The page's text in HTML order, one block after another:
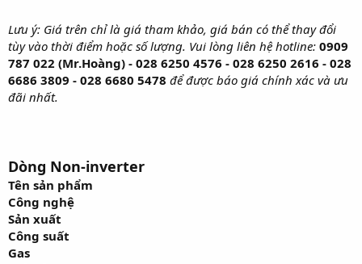
Lưu ý: Giá trên chỉ là giá tham khảo, giá bán có thể thay đổi
tùy vào thời điểm hoặc số lượng. Vui lòng liên hệ hotline: 0909
787 022 (Mr.Hoàng) - 028 6250 4576 - 028 6250 2616 - 028
6686 3809 - 028 6680 5478 để được báo giá chính xác và ưu
đãi nhất.
Dòng Non-inverter
Tên sản phẩm
Công nghệ
Sản xuất
Công suất
Gas